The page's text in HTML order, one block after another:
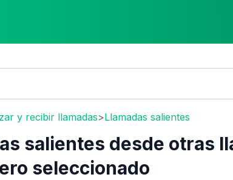
y recibir llamadas>Llamadas salientes
salientes desde otras
seleccionado